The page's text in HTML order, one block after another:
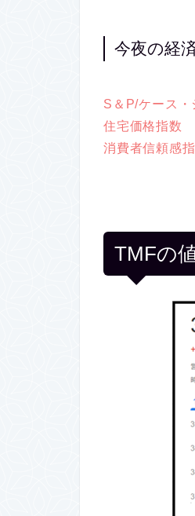
今夜の経
S＆P/ケース・
住宅価格指数
消費者信頼感
TMFの